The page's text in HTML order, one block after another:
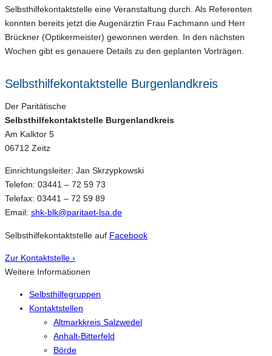
Selbsthilfekontaktstelle eine Veranstaltung durch. Als Referenten
konnten bereits jetzt die Augenärztin Frau Fachmann und Herr
Brückner (Optikermeister) gewonnen werden. In den nächsten
Wochen gibt es genauere Details zu den geplanten Vorträgen.
Selbsthilfekontaktstelle Burgenlandkreis
Der Paritätische
Selbsthilfekontaktstelle Burgenlandkreis
Am Kalktor 5
06712 Zeitz
Einrichtungsleiter: Jan Skrzypkowski
Telefon: 03441 – 72 59 73
Telefax: 03441 – 72 59 89
Email: shk-blk@paritaet-lsa.de
Selbsthilfekontaktstelle auf Facebook
Zur Kontaktstelle ›
Weitere Informationen
Selbsthilfegruppen
Kontaktstellen
Altmarkkreis Salzwedel
Anhalt-Bitterfeld
Börde